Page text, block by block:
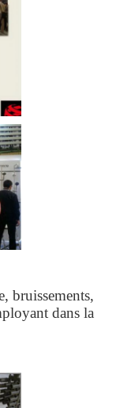
bruissements,
dans la